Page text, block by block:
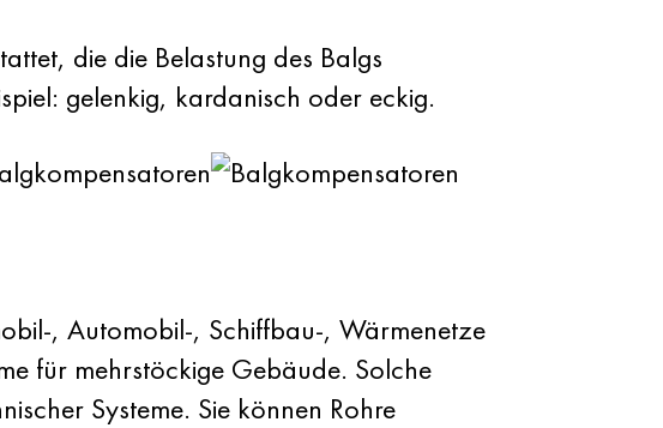
die die Belastung des Balgs
gelenkig, kardanisch oder eckig.
, Automobil-, Schiffbau-, Wärmenetze
für mehrstöckige Gebäude. Solche
Systeme. Sie können Rohre